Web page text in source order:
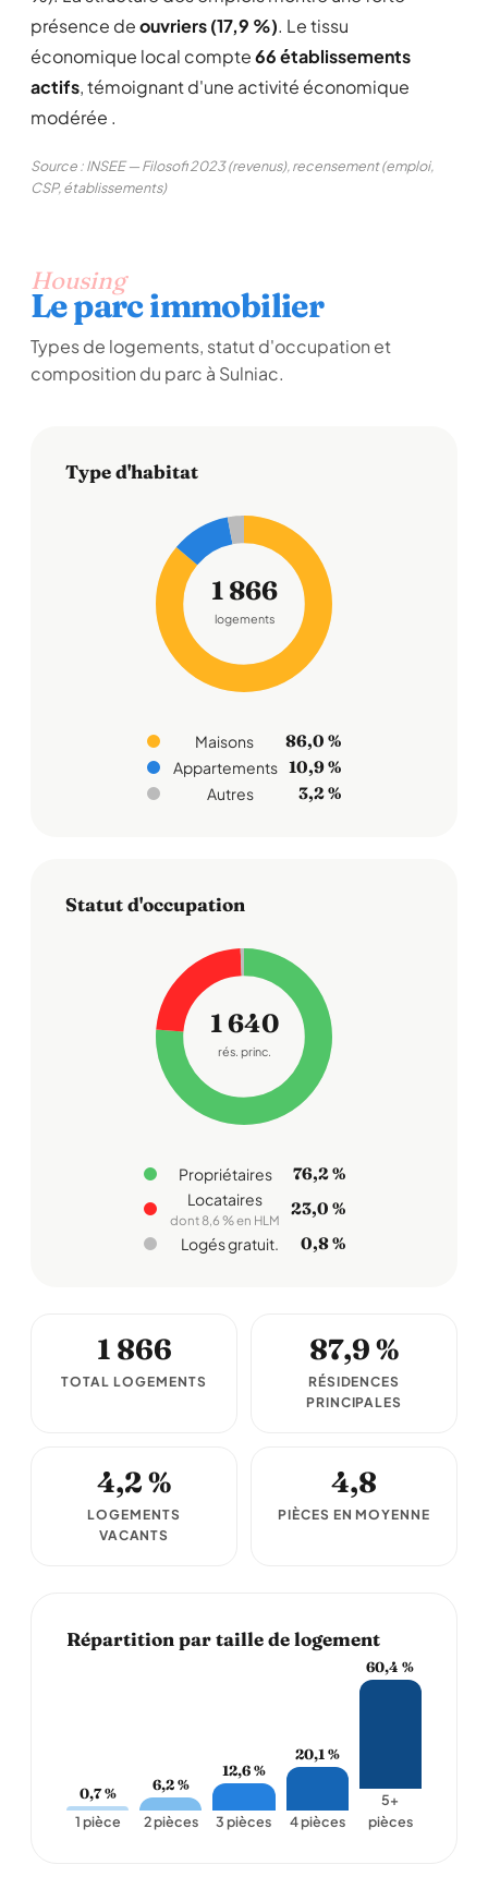
présence deouvriers (17,9 %). Le tissu
économique local compte66 établissements
actifs, témoignant d'une activité économique
modérée .
Source : INSEE — Filosofi 2023 (revenus), recensement (emploi,
CSP, établissements)
Housing
Le parc immobilier
Types de logements, statut d'occupation et
composition du parc à Sulniac.
Type d'habitat
1 866
logements
Maisons 86,0 %
Appartements 10,9 %
Autres 3,2 %
Statut d'occupation
1 640
rés. princ.
Propriétaires 76,2 %
Locataires
dont 8,6 % en HLM
23,0 %
Logés gratuit. 0,8 %
1 866
TOTAL LOGEMENTS
87,9 %
RÉSIDENCES
PRINCIPALES
4,2 %
LOGEMENTS
VACANTS
4,8
PIÈCES EN MOYENNE
Répartition par taille de logement
0,7 %
1 pièce
6,2 %
2 pièces
12,6 %
3 pièces
20,1 %
4 pièces
60,4 %
5+
pièces